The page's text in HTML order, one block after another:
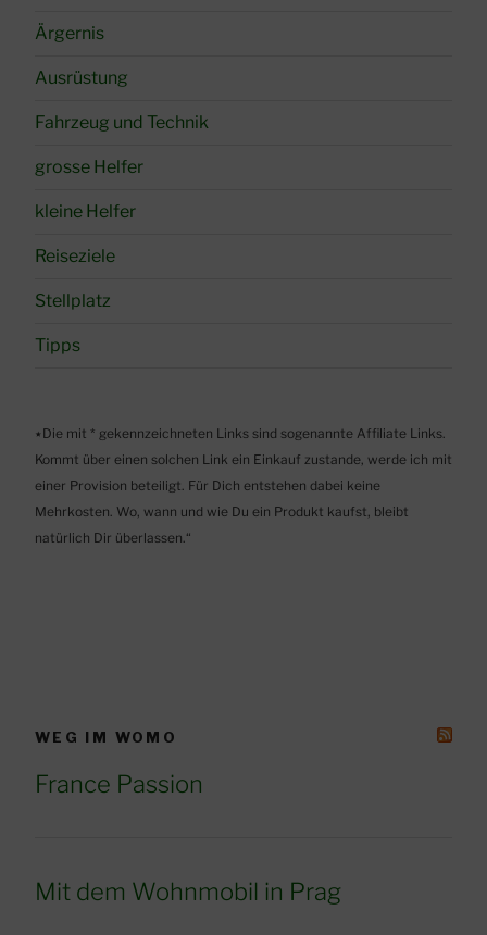
Ärgernis
Ausrüstung
Fahrzeug und Technik
grosse Helfer
kleine Helfer
Reiseziele
Stellplatz
Tipps
٭Die mit * gekennzeichneten Links sind sogenannte Affiliate Links.
Kommt über einen solchen Link ein Einkauf zustande, werde ich mit
einer Provision beteiligt. Für Dich entstehen dabei keine
Mehrkosten. Wo, wann und wie Du ein Produkt kaufst, bleibt
natürlich Dir überlassen.“
WEG IM WOMO
France Passion
Mit dem Wohnmobil in Prag